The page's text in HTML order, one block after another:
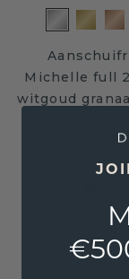
Michelle full
witgoud
€